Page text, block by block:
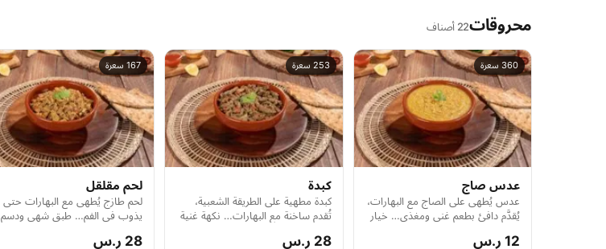
محروقات22 أصناف
360 سعرة
عدس صاج
عدس يُطهى على الصاج مع البهارات،
يُقدَّم دافئ بطعم غني ومغذي… خيار
12 ر.س
253 سعرة
كبدة
كبدة مطهية على الطريقة الشعبية،
تُقدم ساخنة مع البهارات… نكهة غنية
28 ر.س
167 سعرة
لحم مقلقل
لحم طازج يُطهى مع البهارات حتى
يذوب في الفم… طبق شهي ودسم
28 ر.س